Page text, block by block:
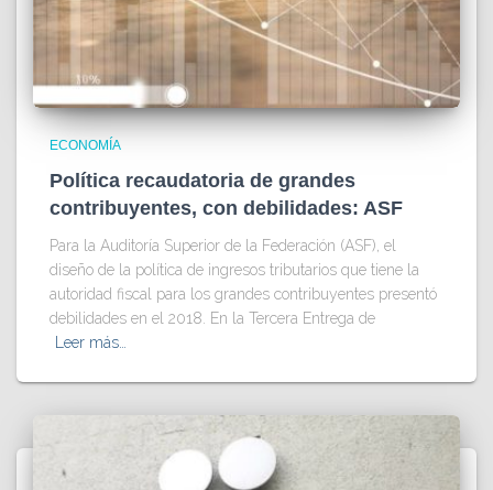
ECONOMÍA
Política recaudatoria de grandes
contribuyentes, con debilidades: ASF
Para la Auditoría Superior de la Federación (ASF), el
diseño de la política de ingresos tributarios que tiene la
autoridad fiscal para los grandes contribuyentes presentó
debilidades en el 2018. En la Tercera Entrega de
Leer más…